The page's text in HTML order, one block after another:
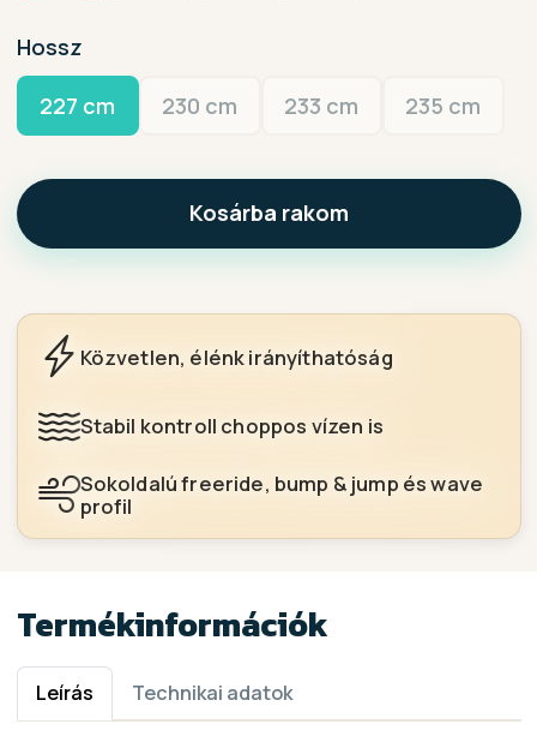
Hossz
227 cm 230 cm 233 cm 235 cm
Kosárba rakom
Közvetlen, élénk irányíthatóság
Stabil kontroll choppos vízen is
Sokoldalú freeride, bump & jump és wave
profil
Termékinformációk
Leírás Technikai adatok